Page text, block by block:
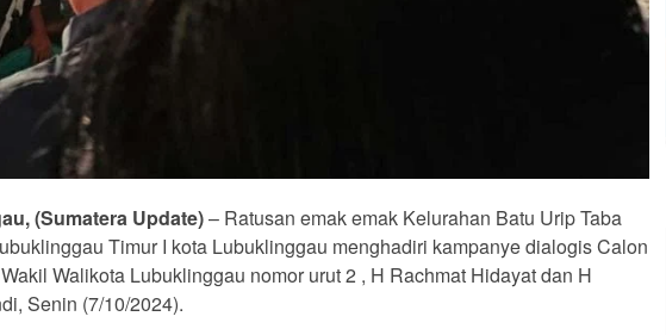
(Sumatera Update)– Ratusan emak emak Kelurahan Batu Urip Taba
Timur I kota Lubuklinggau menghadiri kampanye dialogis Calon
Walikota Lubuklinggau nomor urut 2 , H Rachmat Hidayat dan H
Senin (7/10/2024).